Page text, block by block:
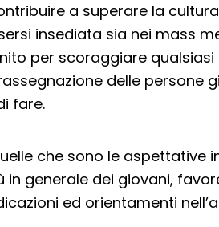
a superare la
insediata sia nei mass
per scoraggiare
delle persone
fare.
che sono le aspettative
generale dei giovani,
ed orientamenti